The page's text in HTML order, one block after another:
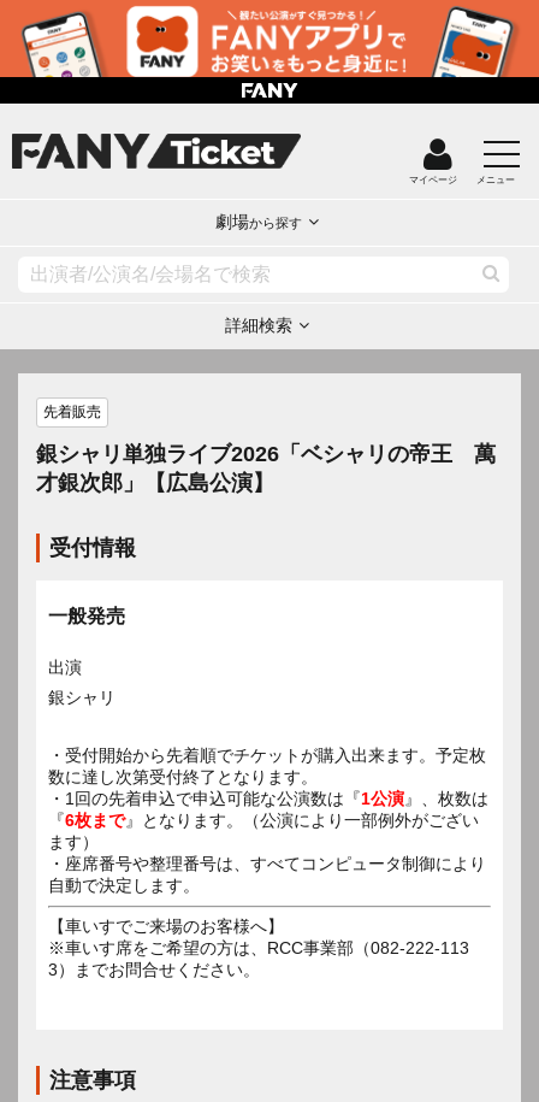
マイページ メニュー
劇場から探す
詳細検索
先着販売
銀シャリ単独ライブ2026「ベシャリの帝王 萬
才銀次郎」【広島公演】
受付情報
一般発売
出演
銀シャリ
・受付開始から先着順でチケットが購入出来ます。予定枚
数に達し次第受付終了となります。
・1回の先着申込で申込可能な公演数は『1公演』、枚数は
『6枚まで』となります。（公演により一部例外がござい
ます）
・座席番号や整理番号は、すべてコンピュータ制御により
自動で決定します。
【車いすでご来場のお客様へ】
※車いす席をご希望の方は、RCC事業部（082-222-113
3）までお問合せください。
注意事項